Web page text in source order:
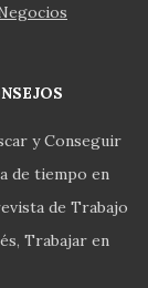
y Conseguir
de tiempo en
de Trabajo
Trabajar en